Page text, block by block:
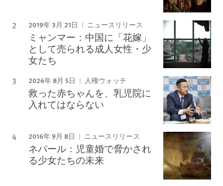
2019年 3月 21日 ニュースリリース
ミャンマー：中国に「花嫁」
として売られる成人女性・少
女たち
2026年 8月 5日 人権ウォッチ
救った赤ちゃんを、乳児院に
入れてはならない
2016年 9月 8日 ニュースリリース
ネパール：児童婚で脅かされ
る少女たちの未来